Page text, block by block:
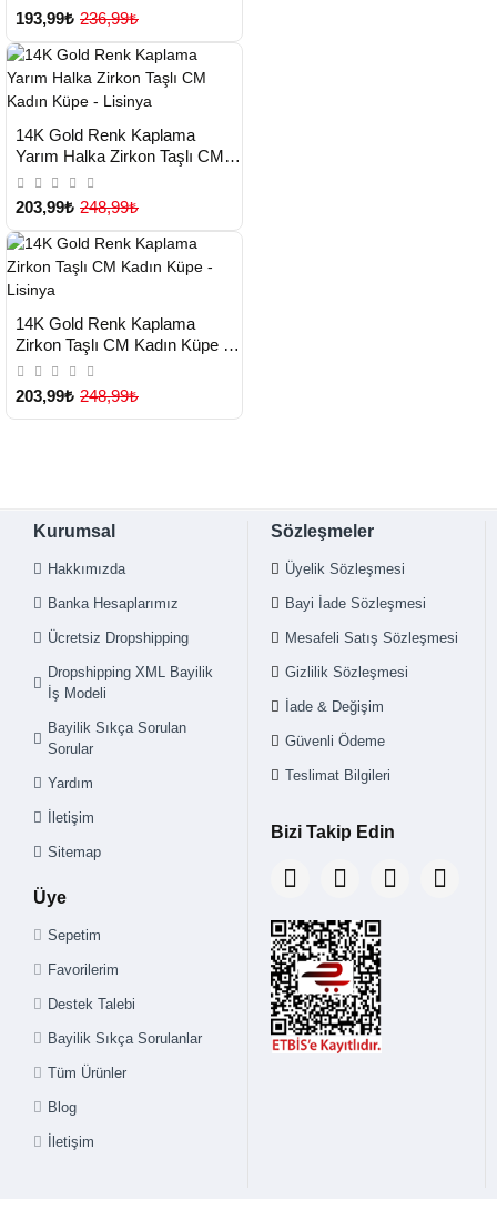
193,99₺ 236,99₺
TESLİMAT
14K Gold Renk Kaplama
Yarım Halka Zirkon Taşlı CM
Kadın Küpe - Lisinya
203,99₺ 248,99₺
TESLİMAT
14K Gold Renk Kaplama
Zirkon Taşlı CM Kadın Küpe -
Lisinya
203,99₺ 248,99₺
Kurumsal
Hakkımızda
Banka Hesaplarımız
Ücretsiz Dropshipping
Dropshipping XML Bayilik
İş Modeli
Bayilik Sıkça Sorulan
Sorular
Yardım
İletişim
Sitemap
Üye
Sepetim
Favorilerim
Destek Talebi
Bayilik Sıkça Sorulanlar
Tüm Ürünler
Blog
İletişim
Sözleşmeler
Üyelik Sözleşmesi
Bayi İade Sözleşmesi
Mesafeli Satış Sözleşmesi
Gizlilik Sözleşmesi
İade & Değişim
Güvenli Ödeme
Teslimat Bilgileri
Bizi Takip Edin